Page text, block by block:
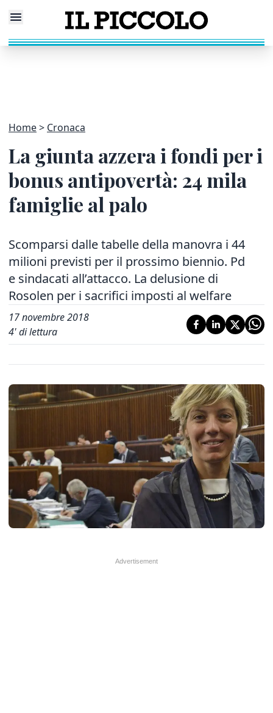
Home Cronaca
La giunta azzera i fondi per i
bonus antipovertà: 24 mila
famiglie al palo
Scomparsi dalle tabelle della manovra i 44
milioni previsti per il prossimo biennio. Pd
e sindacati all’attacco. La delusione di
Rosolen per i sacrifici imposti al welfare
17 novembre 2018
4' di lettura